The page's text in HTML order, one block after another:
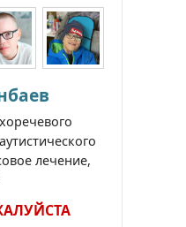
лечение,